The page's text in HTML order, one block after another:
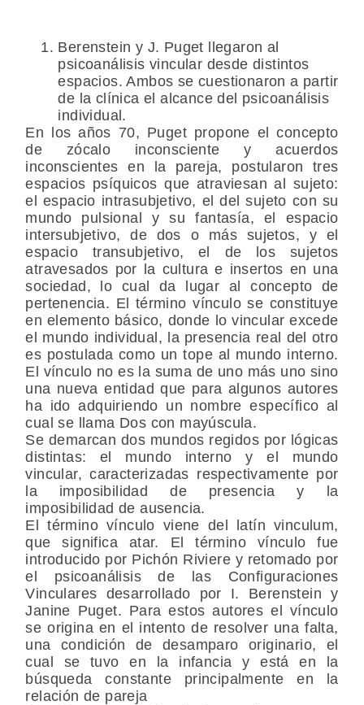
Berenstein y J. Puget llegaron al
psicoanálisis vincular desde distintos
espacios. Ambos se cuestionaron a partir
de la clínica el alcance del psicoanálisis
individual.
En los años 70, Puget propone el concepto
de zócalo inconsciente y acuerdos
inconscientes en la pareja, postularon tres
espacios psíquicos que atraviesan al sujeto:
el espacio intrasubjetivo, el del sujeto con su
mundo pulsional y su fantasía, el espacio
intersubjetivo, de dos o más sujetos, y el
espacio transubjetivo, el de los sujetos
atravesados por la cultura e insertos en una
sociedad, lo cual da lugar al concepto de
pertenencia. El término vínculo se constituye
en elemento básico, donde lo vincular excede
el mundo individual, la presencia real del otro
es postulada como un tope al mundo interno.
El vínculo no es la suma de uno más uno sino
una nueva entidad que para algunos autores
ha ido adquiriendo un nombre específico al
cual se llama Dos con mayúscula.
Se demarcan dos mundos regidos por lógicas
distintas: el mundo interno y el mundo
vincular, caracterizadas respectivamente por
la imposibilidad de presencia y la
imposibilidad de ausencia.
El término vínculo viene del latín vinculum,
que significa atar. El término vínculo fue
introducido por Pichón Riviere y retomado por
el psicoanálisis de las Configuraciones
Vinculares desarrollado por I. Berenstein y
Janine Puget. Para estos autores el vínculo
se origina en el intento de resolver una falta,
una condición de desamparo originario, el
cual se tuvo en la infancia y está en la
búsqueda constante principalmente en la
relación de pareja